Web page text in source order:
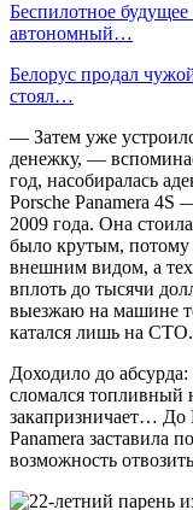
Беспилотное
автономный…
Белорус продал
стоял…
— Затем уже
денежку, —
год, насобиралась
Porsche Panamera
2009 года. Она
было крутым, потому
внешним видом, а
вплоть до тысячи
выезжаю на машине
катался лишь на СТО.
Доходило до
сломался топливный
закапризничает… До
Panamera заставила
возможность